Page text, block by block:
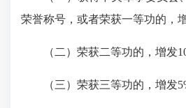
荣誉称号，或者荣获一等功的，
（二）荣获二等功的，增发
（三）荣获三等功的，增发